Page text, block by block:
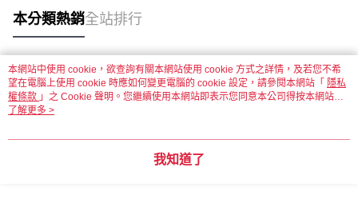
本分類熱銷全站排行
熱門標籤
本網站中使用 cookie，欲查詢有關本網站使用 cookie 方式之詳情，及若您不希
望在電腦上使用 cookie 時應如何變更電腦的 cookie 設定，請參閱本網站「 隱私
權條款 」之 Cookie 聲明。您繼續使用本網站即表示您同意本公司得按本網站使
用條款之 Cookie 聲明使用 cookie。
了解更多 >
我知道了